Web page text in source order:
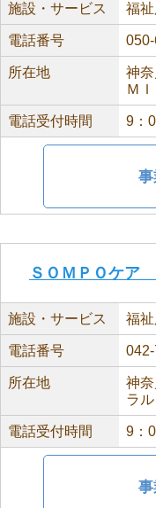
施設・サービス 福
電話番号
所在地
神
Ｍ
電話受付時間 9：
ＳＯＭＰＯケ
施設・サービス 福
電話番号
所在地
神
ラ
電話受付時間 9：